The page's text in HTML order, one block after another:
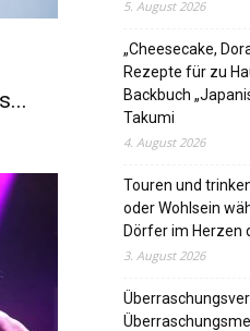
5. August 2026
„Cheesecake,
Rezepte für zu
Backbuch
Takumi
4. August 2026
Touren und
oder Wohlsein
Dörfer im Herzen
3. August 2026